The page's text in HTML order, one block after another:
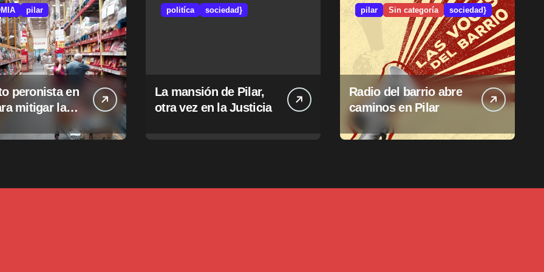
pilar
peronista en
mitigar la
politíca sociedad}
La mansión de Pilar,
otra vez en la Justicia
pilar Sin categoría sociedad}
Radio del barrio abre
caminos en Pilar